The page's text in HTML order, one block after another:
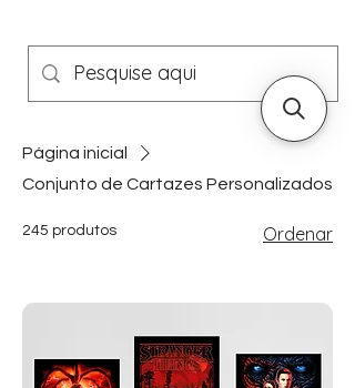
Página inicial
Conjunto de Cartazes Personalizados
245 produtos Ordenar